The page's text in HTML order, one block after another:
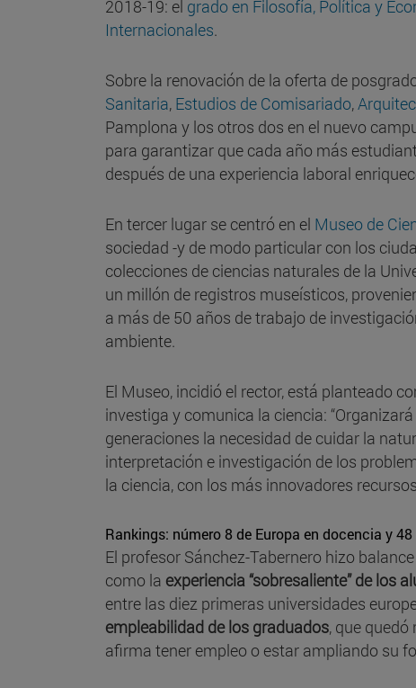
2018-19: el grado en Filosofía, Política y
Internacionales.
Sobre la renovación de la oferta de
Sanitaria, Estudios de Comisariado,
Pamplona y los otros dos en el nuevo
para garantizar que cada año más
después de una experiencia laboral
En tercer lugar se centró en el Museo de
sociedad -y de modo particular con los
colecciones de ciencias naturales de la
un millón de registros museísticos,
a más de 50 años de trabajo de
ambiente.
El Museo, incidió el rector, está planteado
investiga y comunica la ciencia:
generaciones la necesidad de cuidar la
interpretación e investigación de los
la ciencia, con los más innovadores
Rankings: número 8 de Europa en docencia y
El profesor Sánchez-Tabernero hizo
como la experiencia “sobresaliente” de los
entre las diez primeras universidades
empleabilidad de los graduados, que
afirma tener empleo o estar ampliando su